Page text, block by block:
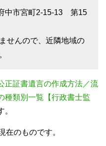
中市宮町2-15-13 第15
せんので、近隣地域の
正証書遺言の作成方法／流
種類別一覧【行政書士監
在のものです。